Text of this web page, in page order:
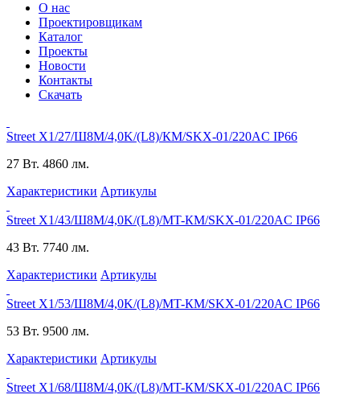
О нас
Проектировщикам
Каталог
Проекты
Новости
Контакты
Скачать
Street X1/27/Ш8M/4,0K/(L8)/КМ/SKX-01/220AC IP66
27 Вт. 4860 лм.
Характеристики Артикулы
Street X1/43/Ш8M/4,0K/(L8)/MT-КМ/SKX-01/220AC IP66
43 Вт. 7740 лм.
Характеристики Артикулы
Street X1/53/Ш8M/4,0K/(L8)/MT-КМ/SKX-01/220AC IP66
53 Вт. 9500 лм.
Характеристики Артикулы
Street X1/68/Ш8M/4,0K/(L8)/MT-КМ/SKX-01/220AC IP66